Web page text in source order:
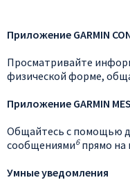
Приложение GARMIN
Просматривайте
физической форме,
Приложение GARMIN
Общайтесь с помощью
сообщениями6прямо на
Умные уведомления